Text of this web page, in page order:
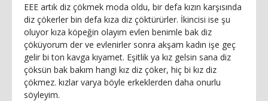
EEE artık diz çökmek moda oldu, bir defa kızın karşısında
diz çökerler bin defa kıza diz çöktürürler. İkincisi ise şu
oluyor kıza köpeğin olayım evlen benimle bak diz
çöküyorum der ve evlenirler sonra akşam kadın işe geç
gelir bi ton kavga kıyamet. Eşitlik ya kız gelsin sana diz
çöksün bak bakım hangi kız diz çöker, hiç bi kız diz
çökmez. kızlar varya böyle erkeklerden daha onurlu
söyleyim.